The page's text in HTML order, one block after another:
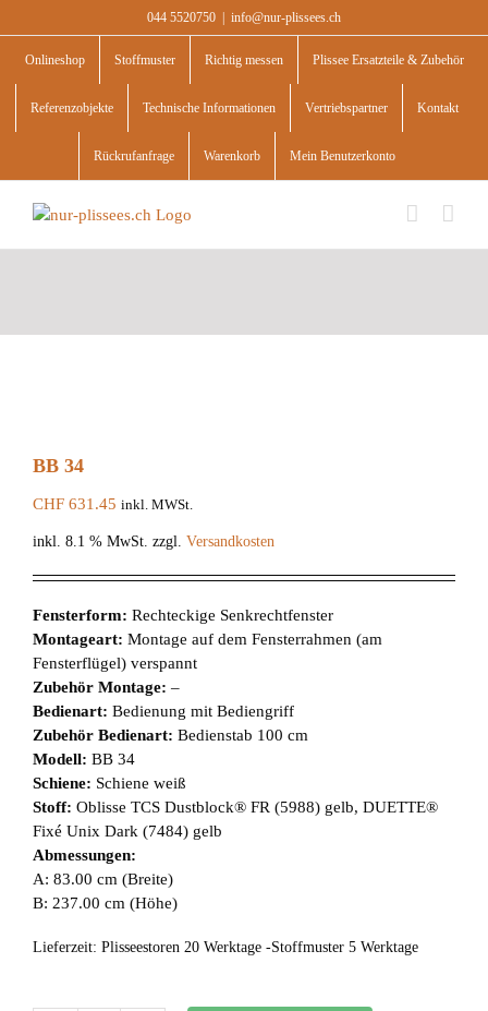
to
content
044 5520750 info@nur-plissees.ch
Onlineshop Stoffmuster Richtig messen Plissee Ersatzteile & Zubehör
Referenzobjekte Technische Informationen Vertriebspartner Kontakt
Rückrufanfrage Warenkorb Mein Benutzerkonto
BB 34
CHF 631.45 inkl. MWSt.
inkl. 8.1 % MwSt. zzgl. Versandkosten
Fensterform: Rechteckige Senkrechtfenster
Montageart: Montage auf dem Fensterrahmen (am
Fensterflügel) verspannt
Zubehör Montage: –
Bedienart: Bedienung mit Bediengriff
Zubehör Bedienart: Bedienstab 100 cm
Modell: BB 34
Schiene: Schiene weiß
Stoff: Oblisse TCS Dustblock® FR (5988) gelb, DUETTE®
Fixé Unix Dark (7484) gelb
Abmessungen:
A: 83.00 cm (Breite)
B: 237.00 cm (Höhe)
Lieferzeit: Plisseestoren 20 Werktage -Stoffmuster 5 Werktage